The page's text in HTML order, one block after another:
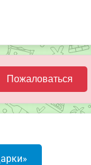
Пожаловаться